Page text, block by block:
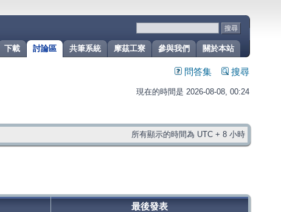
關於本站
參與我們
摩茲工寮
共筆系統
討論區
下載
問答集 搜尋
現在的時間是 2026-08-08, 00:24
所有顯示的時間為 UTC + 8 小時
最後發表